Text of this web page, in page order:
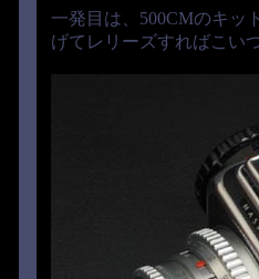
一発目は、500CMのキッ
げてレリーズすればこい